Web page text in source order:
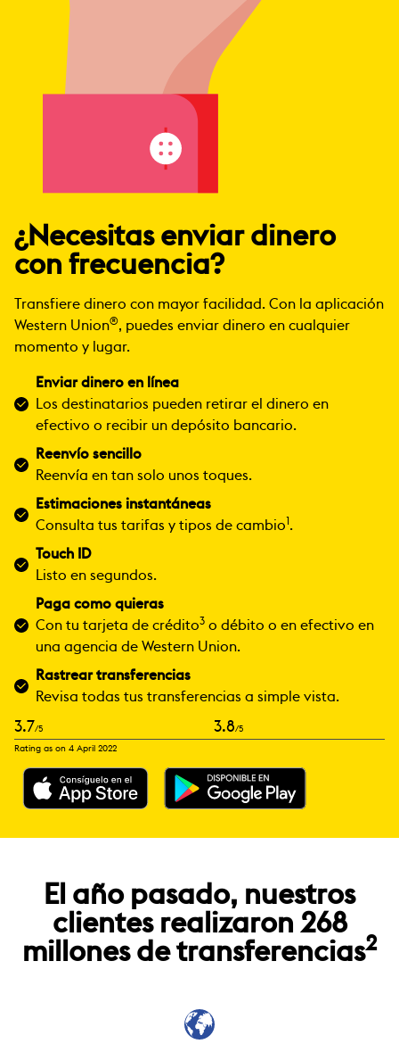
¿Necesitas enviar dinero
con frecuencia?
Transfiere dinero con mayor facilidad. Con la aplicación
Western Union®, puedes enviar dinero en cualquier
momento y lugar.
Enviar dinero en línea
Los destinatarios pueden retirar el dinero en
efectivo o recibir un depósito bancario.
Reenvío sencillo
Reenvía en tan solo unos toques.
Estimaciones instantáneas
Consulta tus tarifas y tipos de cambio1 .
Touch ID
Listo en segundos.
Paga como quieras
Con tu tarjeta de crédito3 o débito o en efectivo en
una agencia de Western Union.
Rastrear transferencias
Revisa todas tus transferencias a simple vista.
3.7/5 3.8/5
Rating as on 4 April 2022
El año pasado, nuestros
clientes realizaron 268
millones de transferencias2